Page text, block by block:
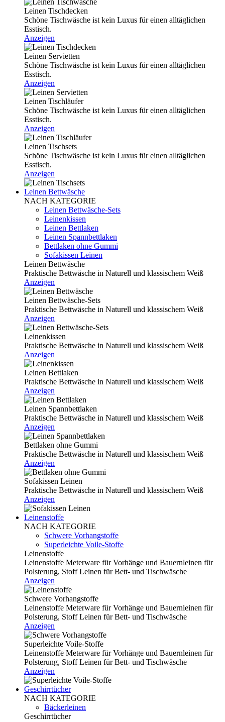
Leinen Tischdecken
Schöne Tischwäsche ist kein Luxus für einen alltäglichen
Esstisch.
Anzeigen
Leinen Servietten
Schöne Tischwäsche ist kein Luxus für einen alltäglichen
Esstisch.
Anzeigen
Leinen Tischläufer
Schöne Tischwäsche ist kein Luxus für einen alltäglichen
Esstisch.
Anzeigen
Leinen Tischsets
Schöne Tischwäsche ist kein Luxus für einen alltäglichen
Esstisch.
Anzeigen
Leinen Bettwäsche
NACH KATEGORIE
Leinen Bettwäsche-Sets
Leinenkissen
Leinen Bettlaken
Leinen Spannbettlaken
Bettlaken ohne Gummi
Sofakissen Leinen
Leinen Bettwäsche
Praktische Bettwäsche in Naturell und klassischem Weiß
Anzeigen
Leinen Bettwäsche-Sets
Praktische Bettwäsche in Naturell und klassischem Weiß
Anzeigen
Leinenkissen
Praktische Bettwäsche in Naturell und klassischem Weiß
Anzeigen
Leinen Bettlaken
Praktische Bettwäsche in Naturell und klassischem Weiß
Anzeigen
Leinen Spannbettlaken
Praktische Bettwäsche in Naturell und klassischem Weiß
Anzeigen
Bettlaken ohne Gummi
Praktische Bettwäsche in Naturell und klassischem Weiß
Anzeigen
Sofakissen Leinen
Praktische Bettwäsche in Naturell und klassischem Weiß
Anzeigen
Leinenstoffe
NACH KATEGORIE
Schwere Vorhangstoffe
Superleichte Voile-Stoffe
Leinenstoffe
Leinenstoffe Meterware für Vorhänge und Bauernleinen für
Polsterung, Stoff Leinen für Bett- und Tischwäsche
Anzeigen
Schwere Vorhangstoffe
Leinenstoffe Meterware für Vorhänge und Bauernleinen für
Polsterung, Stoff Leinen für Bett- und Tischwäsche
Anzeigen
Superleichte Voile-Stoffe
Leinenstoffe Meterware für Vorhänge und Bauernleinen für
Polsterung, Stoff Leinen für Bett- und Tischwäsche
Anzeigen
Geschirrtücher
NACH KATEGORIE
Bäckerleinen
Geschirrtücher